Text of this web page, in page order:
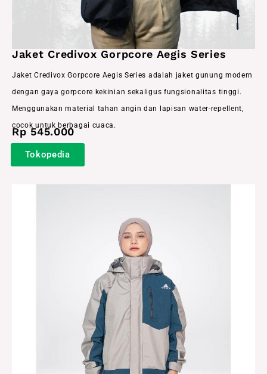
Jaket Credivox Gorpcore Aegis Series
Jaket Credivox Gorpcore Aegis Series adalah jaket gunung modern
dengan gaya gorpcore kekinian sekaligus fungsionalitas tinggi.
Menggunakan material tahan angin dan lapisan water-repellent,
cocok untuk berbagai cuaca.
Rp 545.000
Tokopedia